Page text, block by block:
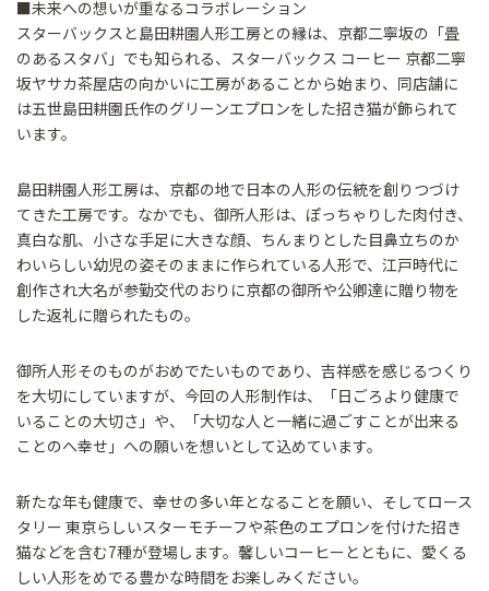
■未来への想いが重なるコラボレーション
スターバックスと島田耕園人形工房との縁は、京都二寧坂の「畳
のあるスタバ」でも知られる、スターバックス コーヒー 京都二寧
坂ヤサカ茶屋店の向かいに工房があることから始まり、同店舗に
は五世島田耕園氏作のグリーンエプロンをした招き猫が飾られて
います。
島田耕園人形工房は、京都の地で日本の人形の伝統を創りつづけ
てきた工房です。なかでも、御所人形は、ぽっちゃりした肉付き、
真白な肌、小さな手足に大きな顔、ちんまりとした目鼻立ちのか
わいらしい幼児の姿そのままに作られている人形で、江戸時代に
創作され大名が参勤交代のおりに京都の御所や公卿達に贈り物を
した返礼に贈られたもの。
御所人形そのものがおめでたいものであり、吉祥感を感じるつくり
を大切にしていますが、今回の人形制作は、「日ごろより健康で
いることの大切さ」や、「大切な人と一緒に過ごすことが出来る
ことのへ幸せ」への願いを想いとして込めています。
新たな年も健康で、幸せの多い年となることを願い、そしてロース
タリー 東京らしいスターモチーフや茶色のエプロンを付けた招き
猫などを含む7種が登場します。馨しいコーヒーとともに、愛くる
しい人形をめでる豊かな時間をお楽しみください。